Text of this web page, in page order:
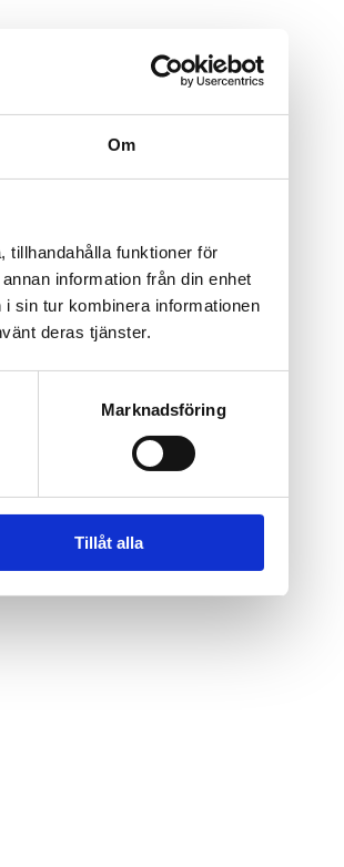
Om
tillhandahålla funktioner för
information från din enhet
sin tur kombinera informationen
deras tjänster.
Marknadsföring
Tillåt alla